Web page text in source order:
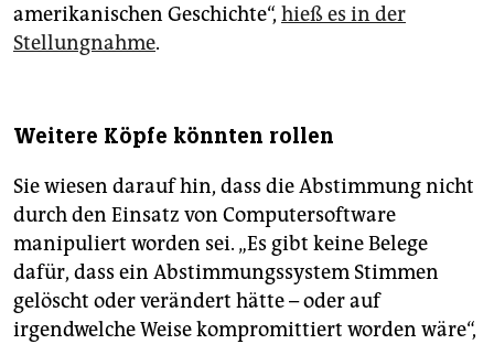
amerikanischen Geschichte“, hieß es in der
Stellungnahme.
Weitere Köpfe könnten rollen
Sie wiesen darauf hin, dass die Abstimmung nicht
durch den Einsatz von Computersoftware
manipuliert worden sei. „Es gibt keine Belege
dafür, dass ein Abstimmungssystem Stimmen
gelöscht oder verändert hätte – oder auf
irgendwelche Weise kompromittiert worden wäre“,